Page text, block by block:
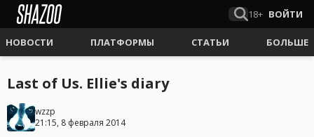
18+ ВОЙТИ
НОВОСТИ ПЛАТФОРМЫ СТАТЬИ БОЛЬШЕ
Last of Us. Ellie's diary
wzzp
21:15, 8 февраля 2014